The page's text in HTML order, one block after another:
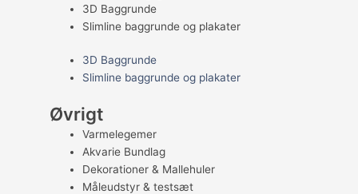
3D Baggrunde
Slimline baggrunde og plakater
3D Baggrunde
Slimline baggrunde og plakater
Øvrigt
Varmelegemer
Akvarie Bundlag
Dekorationer & Mallehuler
Måleudstyr & testsæt